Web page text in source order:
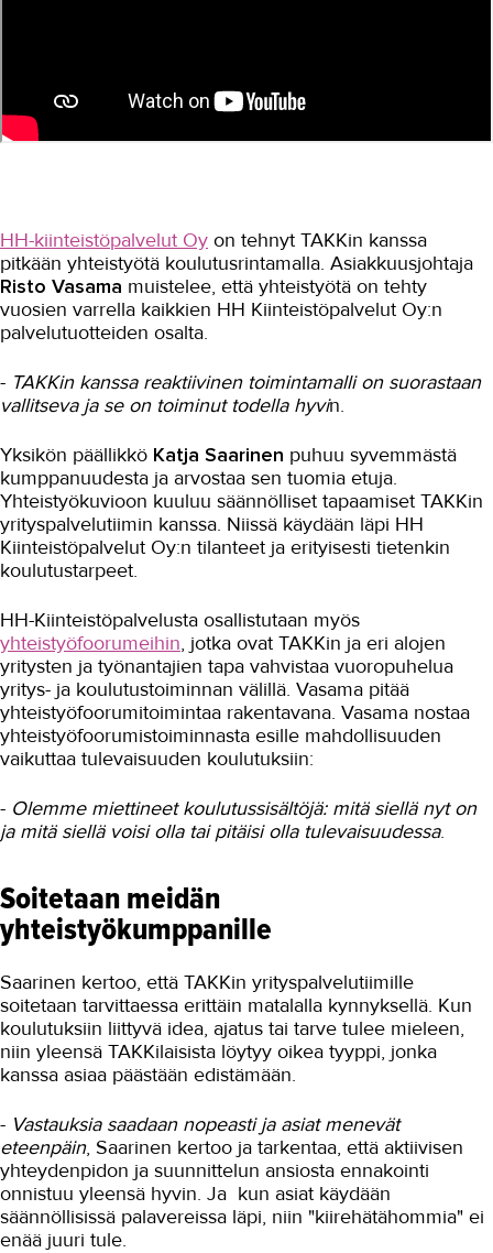
HH-kiinteistöpalvelut Oy on tehnyt TAKKin kanssa
pitkään yhteistyötä koulutusrintamalla. Asiakkuusjohtaja
Risto Vasama muistelee, että yhteistyötä on tehty
vuosien varrella kaikkien HH Kiinteistöpalvelut Oy:n
palvelutuotteiden osalta.
- TAKKin kanssa reaktiivinen toimintamalli on suorastaan
vallitseva ja se on toiminut todella hyvin.
Yksikön päällikkö Katja Saarinen puhuu syvemmästä
kumppanuudesta ja arvostaa sen tuomia etuja.
Yhteistyökuvioon kuuluu säännölliset tapaamiset TAKKin
yrityspalvelutiimin kanssa. Niissä käydään läpi HH
Kiinteistöpalvelut Oy:n tilanteet ja erityisesti tietenkin
koulutustarpeet.
HH-Kiinteistöpalvelusta osallistutaan myös
yhteistyöfoorumeihin, jotka ovat TAKKin ja eri alojen
yritysten ja työnantajien tapa vahvistaa vuoropuhelua
yritys- ja koulutustoiminnan välillä. Vasama pitää
yhteistyöfoorumitoimintaa rakentavana. Vasama nostaa
yhteistyöfoorumistoiminnasta esille mahdollisuuden
vaikuttaa tulevaisuuden koulutuksiin:
- Olemme miettineet koulutussisältöjä: mitä siellä nyt on
ja mitä siellä voisi olla tai pitäisi olla tulevaisuudessa.
Soitetaan meidän
yhteistyökumppanille
Saarinen kertoo, että TAKKin yrityspalvelutiimille
soitetaan tarvittaessa erittäin matalalla kynnyksellä. Kun
koulutuksiin liittyvä idea, ajatus tai tarve tulee mieleen,
niin yleensä TAKKilaisista löytyy oikea tyyppi, jonka
kanssa asiaa päästään edistämään.
- Vastauksia saadaan nopeasti ja asiat menevät
eteenpäin, Saarinen kertoo ja tarkentaa, että aktiivisen
yhteydenpidon ja suunnittelun ansiosta ennakointi
onnistuu yleensä hyvin. Ja kun asiat käydään
säännöllisissä palavereissa läpi, niin "kiirehätähommia" ei
enää juuri tule.